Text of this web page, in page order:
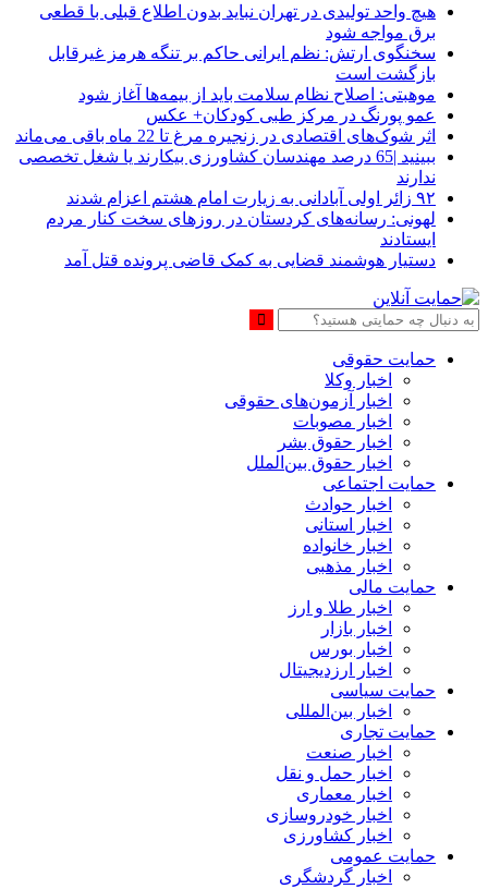
هیچ واحد تولیدی در تهران نباید بدون اطلاع قبلی با قطعی
برق مواجه شود
سخنگوی ارتش: نظم ایرانی حاکم بر تنگه هرمز غیرقابل
بازگشت است
موهبتی: اصلاح نظام سلامت باید از بیمه‌ها آغاز شود
عمو پورنگ در مرکز طبی کودکان+ عکس
اثر شوک‌های اقتصادی در زنجیره مرغ تا 22 ماه باقی می‌ماند
ببینید |65 درصد مهندسان کشاورزی بیکارند یا شغل تخصصی
ندارند
۹۲ زائر اولی آبادانی به زیارت امام هشتم اعزام شدند
لهونی: رسانه‌های کردستان در روزهای سخت کنار مردم
ایستادند
دستیار هوشمند قضایی به کمک قاضی پرونده قتل آمد
حمایت حقوقی
اخبار وکلا
اخبار آزمون‌های حقوقی
اخبار مصوبات
اخبار حقوق بشر
اخبار حقوق بین‌الملل
حمایت اجتماعی
اخبار حوادث
اخبار استانی
اخبار خانواده
اخبار مذهبی
حمایت مالی
اخبار طلا و ارز
اخبار بازار
اخبار بورس
اخبار ارزدیجیتال
حمایت سیاسی
اخبار بین‌المللی
حمایت تجاری
اخبار صنعت
اخبار حمل و نقل
اخبار معماری
اخبار خودروسازی
اخبار کشاورزی
حمایت عمومی
اخبار گردشگری